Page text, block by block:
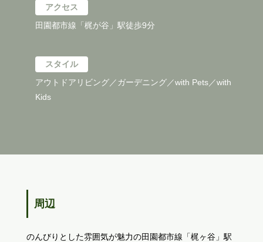
アクセス
田園都市線「梶が谷」駅徒歩9分
スタイル
アウトドアリビング／ガーデニング／with Pets／with
Kids
周辺
のんびりとした雰囲気が魅力の田園都市線「梶ヶ谷」駅